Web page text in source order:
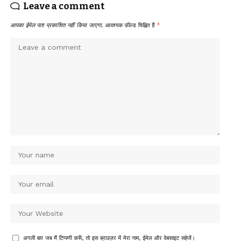
Leave a comment
आपका ईमेल पता प्रकाशित नहीं किया जाएगा. आवश्यक फ़ील्ड चिह्नित हैं *
अगली बार जब मैं टिप्पणी करूँ, तो इस ब्राउज़र में मेरा नाम, ईमेल और वेबसाइट सहेजें।